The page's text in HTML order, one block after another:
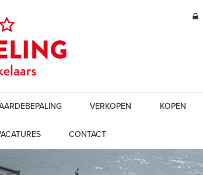
VERKOPEN KOPEN
CONTACT